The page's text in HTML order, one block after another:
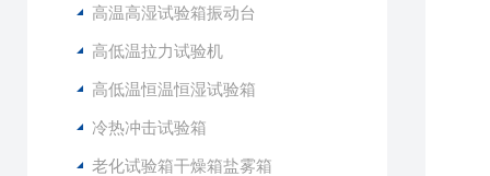
高温高湿试验箱振动台
高低温拉力试验机
高低温恒温恒湿试验箱
冷热冲击试验箱
老化试验箱干燥箱盐雾箱